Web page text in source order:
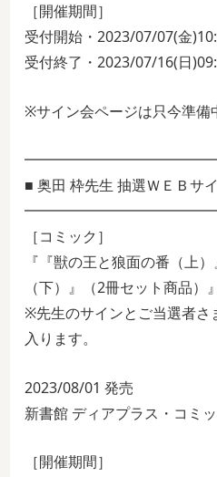
［開催期間］
受付開始・2023/07/07(金
受付終了・2023/07/16(日
※サイン会ページは只今準備
■ 奥田 枠先生 抽選ＷＥＢサ
［コミック］
『『獣の王と狼面の番（上
（下）』（2冊セット商品）』
※先生のサインとご当選者さ
入ります。
2023/08/01 発売
新書館 ディアプラス・コミ
［開催期間］